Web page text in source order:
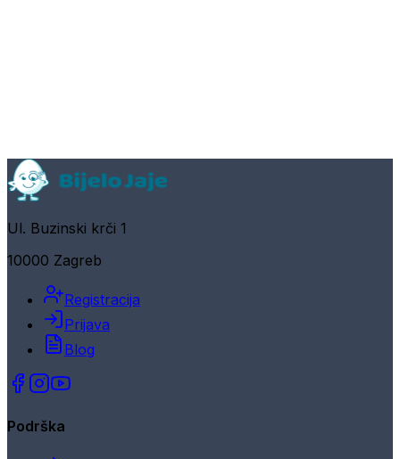
Ul. Buzinski krči 1
10000 Zagreb
Registracija
Prijava
Blog
Podrška